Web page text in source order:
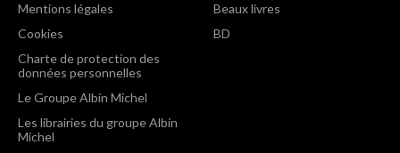
Mentions légales
Cookies
Charte de protection des
données personnelles
Le Groupe Albin Michel
Les librairies du groupe Albin
Michel
Beaux livres
BD